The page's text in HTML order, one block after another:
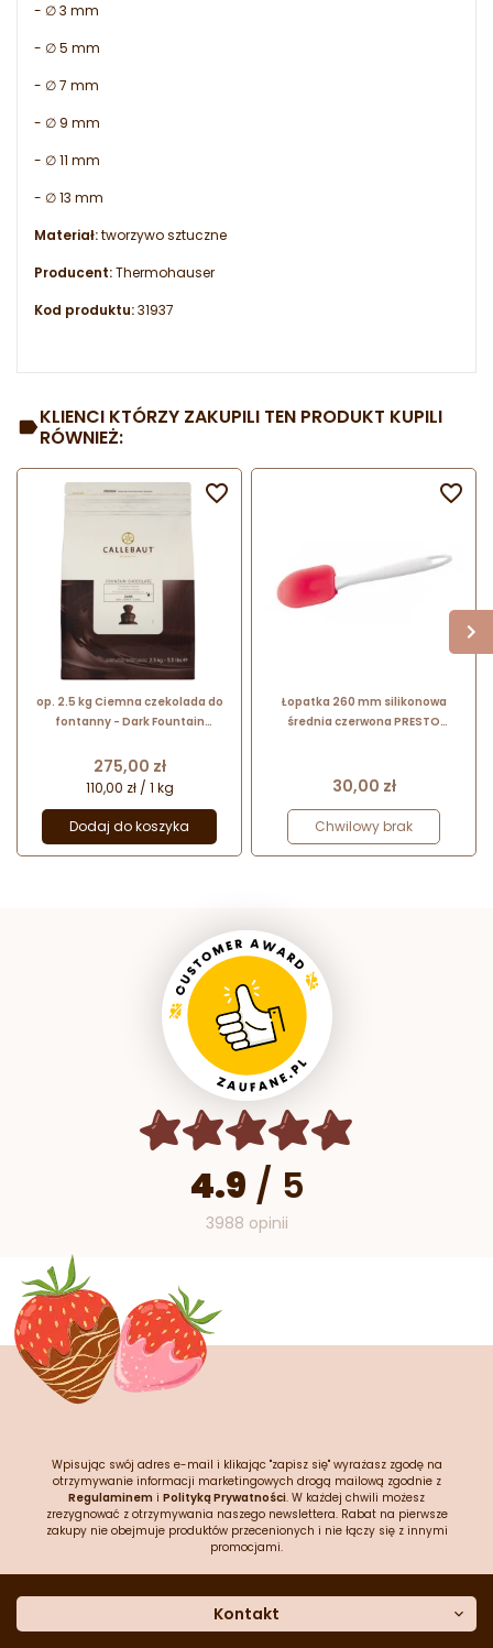
- ∅ 3 mm
- ∅ 5 mm
- ∅ 7 mm
- ∅ 9 mm
- ∅ 11 mm
- ∅ 13 mm
Materiał:tworzywo sztuczne
Producent:Thermohauser
Kod produktu:31937
KLIENCI KTÓRZY ZAKUPILI TEN PRODUKT KUPILI
RÓWNIEŻ:
op. 2.5 kg Ciemna czekolada do
fontanny - Dark Fountain
kat. CHD-N811FOUNE4-U71
Cena
275,00 zł
110,00 zł / 1 kg
Dodaj do koszyka

Łopatka 260 mm silikonowa
średnia czerwona PRESTO
Cena
30,00 zł
Chwilowy brak

4.9 / 5
3988 opinii
Wpisując swój adres e-mail i klikając "zapisz się" wyrażasz zgodę na
otrzymywanie informacji marketingowych drogą mailową zgodnie z
Regulaminem i Polityką Prywatności. W każdej chwili możesz
zrezygnować z otrzymywania naszego newslettera. Rabat na pierwsze
zakupy nie obejmuje produktów przecenionych i nie łączy się z innymi
promocjami.
Kontakt